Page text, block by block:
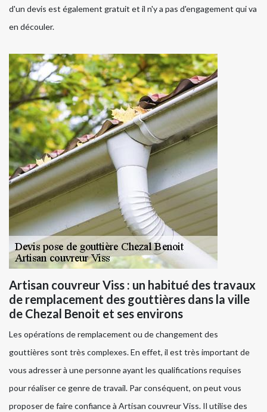
d'un devis est également gratuit et il n'y a pas d'engagement qui va
en découler.
Artisan couvreur Viss : un habitué des travaux
de remplacement des gouttières dans la ville
de Chezal Benoit et ses environs
Les opérations de remplacement ou de changement des
gouttières sont très complexes. En effet, il est très important de
vous adresser à une personne ayant les qualifications requises
pour réaliser ce genre de travail. Par conséquent, on peut vous
proposer de faire confiance à Artisan couvreur Viss. Il utilise des